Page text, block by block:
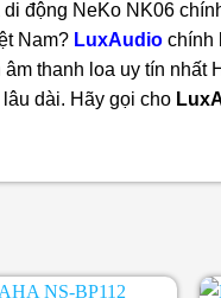
di động NeKo NK06
Nam? LuxAudiochính
thanh loa uy tín
dài. Hãy gọi cho